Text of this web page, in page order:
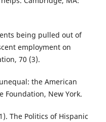
being pulled out of
employment on
70 (3).
the American
Foundation, New York.
The Politics of Hispanic